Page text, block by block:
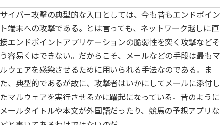
サイバー攻撃の典型的な入口としては、今も昔もエンドポイン
ト端末への攻撃である。とは言っても、ネットワーク越しに直
接エンドポイントアプリケーションの脆弱性を突く攻撃などそ
う容易くはできない。だからこそ、メールなどの手段は最もマ
ルウェアを感染させるために用いられる手法なのである。ま
た、典型的であるが故に、攻撃者はいかにしてメールに添付し
たマルウェアを実行させるかに躍起になっている。昔のように
メールタイトルや本文が外国語だったり、競馬の予想アプリな